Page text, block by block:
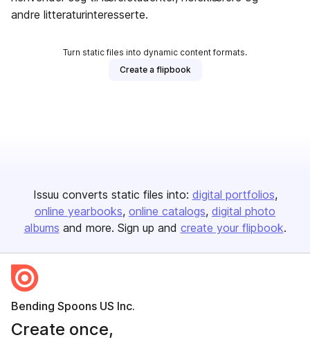
andre litteraturinteresserte.
Turn static files into dynamic content formats.
Create a flipbook
Issuu converts static files into: digital portfolios
online yearbooks online catalogs digital photo
albums and more. Sign up and create your flipbook.
Bending Spoons US Inc.
Create once,